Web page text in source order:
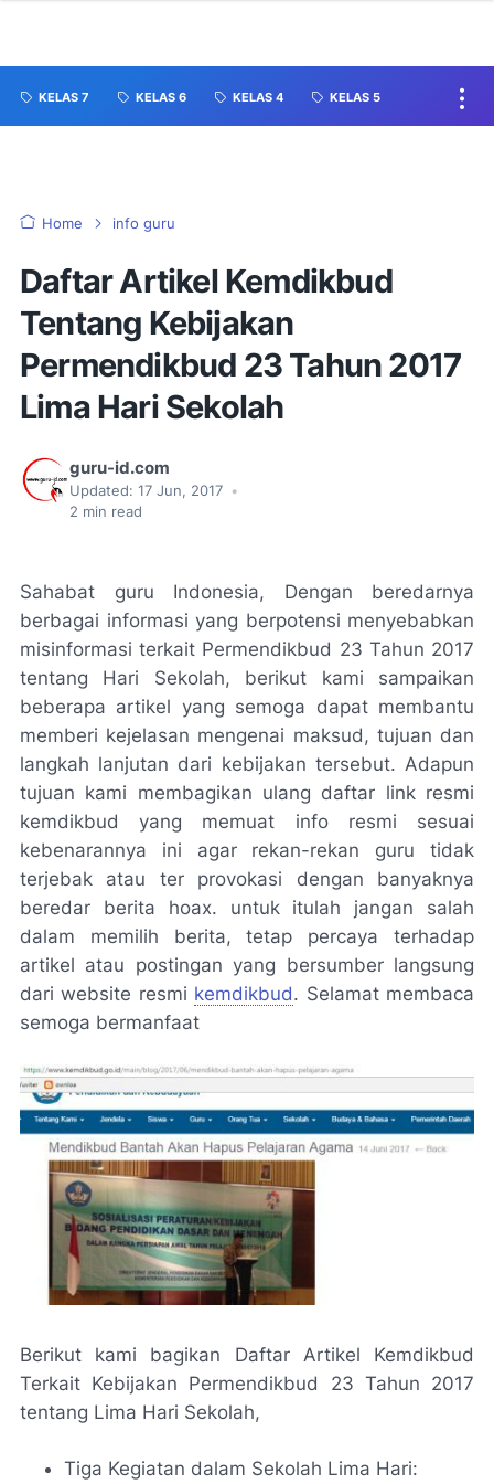
KELAS 7 KELAS 6 KELAS 4 KELAS 5
Home info guru
Daftar Artikel Kemdikbud
Tentang Kebijakan
Permendikbud 23 Tahun 2017
Lima Hari Sekolah
guru-id.com
Updated: 17 Jun, 2017 •
2 min read
Sahabat guru Indonesia, Dengan beredarnya
berbagai informasi yang berpotensi menyebabkan
misinformasi terkait Permendikbud 23 Tahun 2017
tentang Hari Sekolah, berikut kami sampaikan
beberapa artikel yang semoga dapat membantu
memberi kejelasan mengenai maksud, tujuan dan
langkah lanjutan dari kebijakan tersebut. Adapun
tujuan kami membagikan ulang daftar link resmi
kemdikbud yang memuat info resmi sesuai
kebenarannya ini agar rekan-rekan guru tidak
terjebak atau ter provokasi dengan banyaknya
beredar berita hoax. untuk itulah jangan salah
dalam memilih berita, tetap percaya terhadap
artikel atau postingan yang bersumber langsung
dari website resmi kemdikbud. Selamat membaca
semoga bermanfaat
Berikut kami bagikan Daftar Artikel Kemdikbud
Terkait Kebijakan Permendikbud 23 Tahun 2017
tentang Lima Hari Sekolah,
Tiga Kegiatan dalam Sekolah Lima Hari: